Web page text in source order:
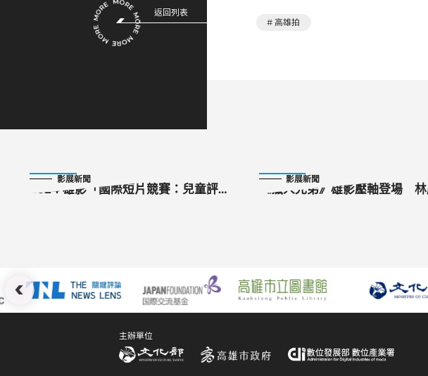
# 高雄拍
返回列表
影展新聞
2024 雄影「國際短片競賽：兒童評
影展新聞
《獵人兄弟》雄影壓軸登場
主辦單位